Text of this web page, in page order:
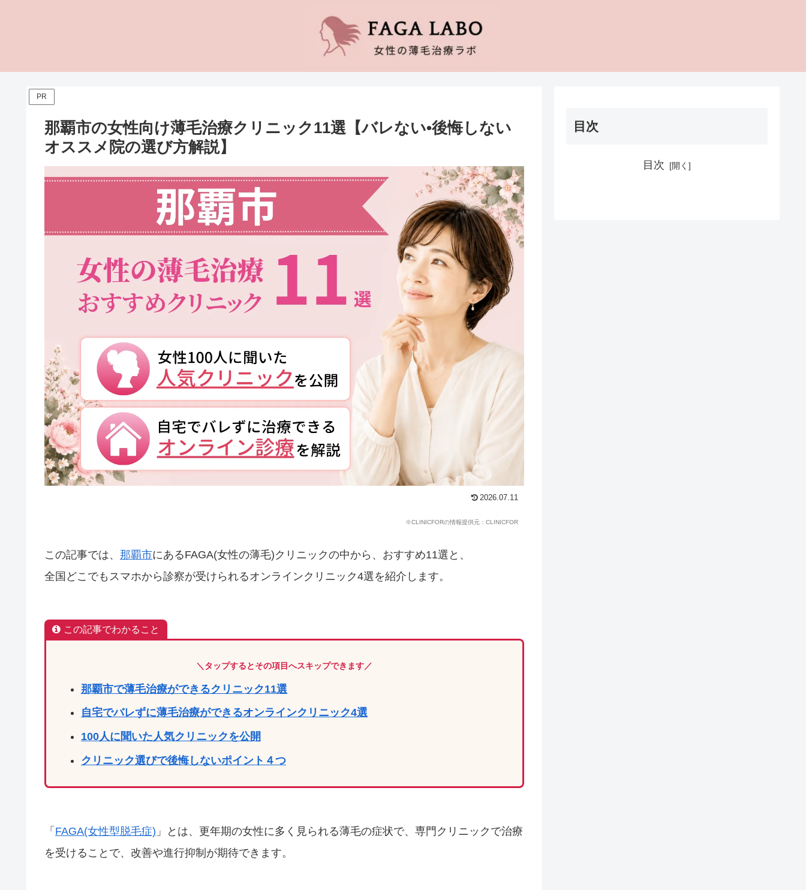
PR
那覇市の女性向け薄毛治療クリニック11選【バレない•後悔しない
オススメ院の選び方解説】
2026.07.11
※CLINICFORの情報提供元：CLINICFOR
この記事では、 那覇市にあるFAGA(女性の薄毛)クリニックの中から、おすすめ11選と、
全国どこでもスマホから診察が受けられるオンラインクリニック4選を紹介します。
この記事でわかること
＼タップするとその項目へスキップできます／
那覇市で薄毛治療ができるクリニック11選
自宅でバレずに薄毛治療ができるオンラインクリニック4選
100人に聞いた人気クリニックを公開
クリニック選びで後悔しないポイント４つ
「 FAGA(女性型脱毛症) 」とは、更年期の女性に多く見られる薄毛の症状で、専門クリニックで治療
を受けることで、改善や進行抑制が期待できます。
目次
目次